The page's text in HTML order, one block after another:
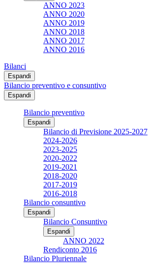
ANNO 2023
ANNO 2020
ANNO 2019
ANNO 2018
ANNO 2017
ANNO 2016
Bilanci
Espandi
Bilancio preventivo e consuntivo
Espandi
Bilancio preventivo
Espandi
Bilancio di Previsione 2025-2027
2024-2026
2023-2025
2020-2022
2019-2021
2018-2020
2017-2019
2016-2018
Bilancio consuntivo
Espandi
Bilancio Consuntivo
Espandi
ANNO 2022
Rendiconto 2016
Bilancio Pluriennale